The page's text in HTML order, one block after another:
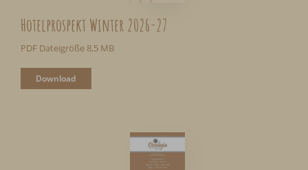
Hotelprospekt Winter 2026-27
PDF Dateigröße 8,5 MB
Download